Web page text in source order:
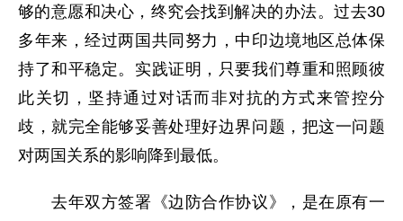
够的意愿和决心，终究会找到解决的办法。过去30
多年来，经过两国共同努力，中印边境地区总体保
持了和平稳定。实践证明，只要我们尊重和照顾彼
此关切，坚持通过对话而非对抗的方式来管控分
歧，就完全能够妥善处理好边界问题，把这一问题
对两国关系的影响降到最低。
去年双方签署《边防合作协议》，是在原有一